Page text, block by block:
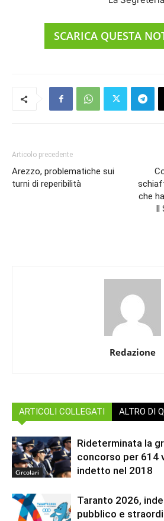
SCARICA QUESTA
Articolo precedente
Arezzo, problematiche sui
turni di reperibilità
che
Redazione
ARTICOLI COLLEGATI ALTRO DI
Circolari
Rideterminata la
concorso per 614
indetto nel 2018
Taranto 2026,
pubblico e